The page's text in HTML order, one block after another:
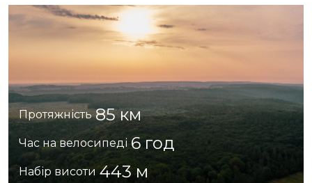
Протяжність 85 км
Час на велосипеді 6 год
Набір висоти 443 м